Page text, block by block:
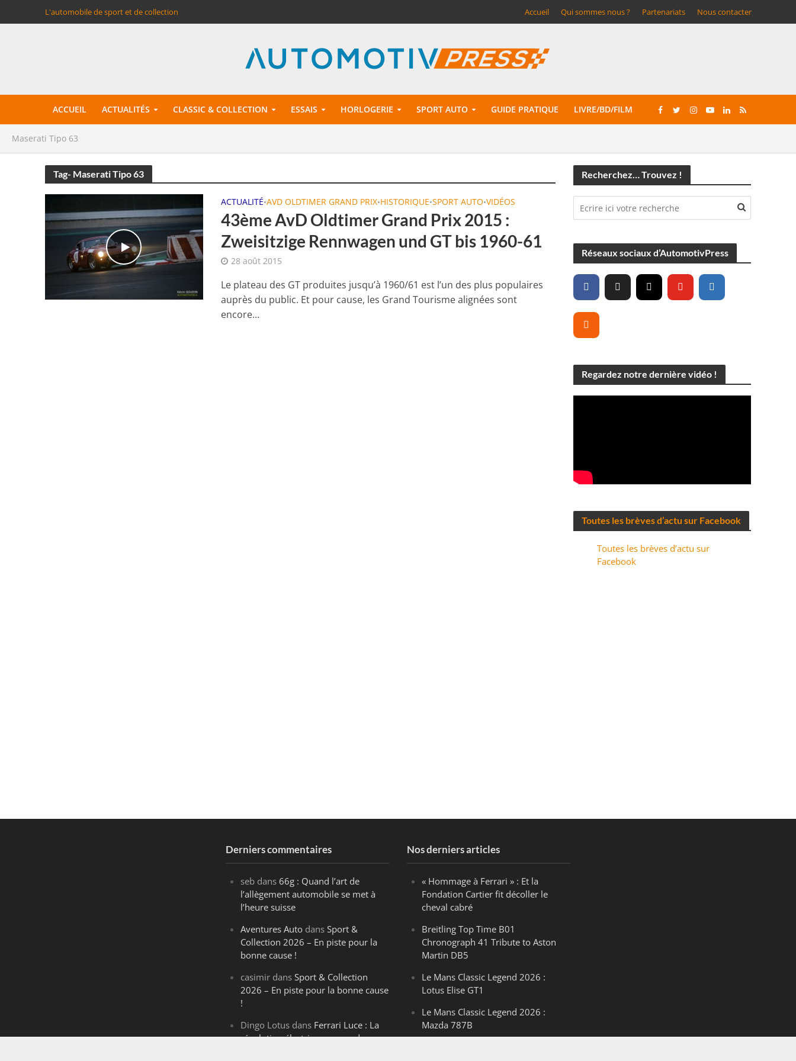
L'automobile de sport et de collection Accueil Qui sommes nous ? Partenariats Nous contacter
ACCUEIL ACTUALITÉS CLASSIC & COLLECTION ESSAIS HORLOGERIE SPORT AUTO GUIDE PRATIQUE LIVRE/BD/FILM
Maserati Tipo 63
Tag- Maserati Tipo 63
ACTUALITÉ•AVD OLDTIMER GRAND PRIX•HISTORIQUE•SPORT AUTO•VIDÉOS
43ème AvD Oldtimer Grand Prix 2015 :
Zweisitzige Rennwagen und GT bis 1960-61
28 août 2015
Le plateau des GT produites jusqu’à 1960/61 est l’un des plus populaires
auprès du public. Et pour cause, les Grand Tourisme alignées sont
encore...
Recherchez… Trouvez !
Réseaux sociaux d’AutomotivPress
Regardez notre dernière vidéo !
Toutes les brèves d’actu sur Facebook
Toutes les brèves d’actu sur
Facebook
Derniers commentaires
seb dans66g : Quand l’art de
l’allègement automobile se met à
l’heure suisse
Aventures Auto dansSport &
Collection 2026 – En piste pour la
bonne cause !
casimir dansSport & Collection
2026 – En piste pour la bonne cause
!
Dingo Lotus dans Ferrari Luce : La
révolution électrique venue de
Nos derniers articles
« Hommage à Ferrari » : Et la
Fondation Cartier fit décoller le
cheval cabré
Breitling Top Time B01
Chronograph 41 Tribute to Aston
Martin DB5
Le Mans Classic Legend 2026 :
Lotus Elise GT1
Le Mans Classic Legend 2026 :
Mazda 787B